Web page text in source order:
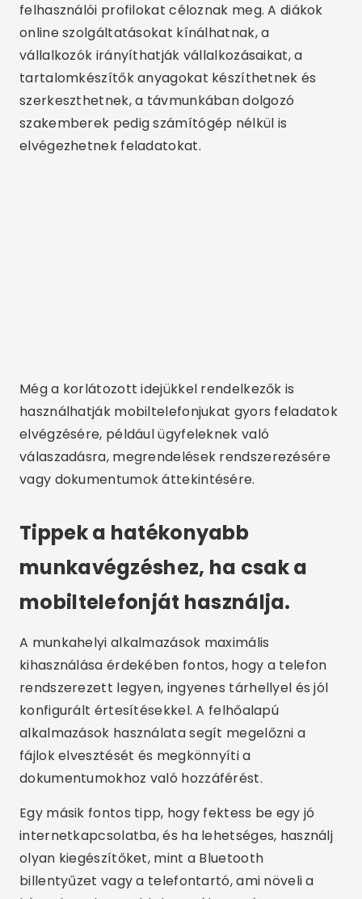
felhasználói profilokat céloznak meg. A diákok
online szolgáltatásokat kínálhatnak, a
vállalkozók irányíthatják vállalkozásaikat, a
tartalomkészítők anyagokat készíthetnek és
szerkeszthetnek, a távmunkában dolgozó
szakemberek pedig számítógép nélkül is
elvégezhetnek feladatokat.
Még a korlátozott idejükkel rendelkezők is
használhatják mobiltelefonjukat gyors feladatok
elvégzésére, például ügyfeleknek való
válaszadásra, megrendelések rendszerezésére
vagy dokumentumok áttekintésére.
Tippek a hatékonyabb
munkavégzéshez, ha csak a
mobiltelefonját használja.
A munkahelyi alkalmazások maximális
kihasználása érdekében fontos, hogy a telefon
rendszerezett legyen, ingyenes tárhellyel és jól
konfigurált értesítésekkel. A felhőalapú
alkalmazások használata segít megelőzni a
fájlok elvesztését és megkönnyíti a
dokumentumokhoz való hozzáférést.
Egy másik fontos tipp, hogy fektess be egy jó
internetkapcsolatba, és ha lehetséges, használj
olyan kiegészítőket, mint a Bluetooth
billentyűzet vagy a telefontartó, ami növeli a